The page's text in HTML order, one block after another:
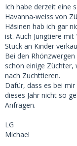
Ich habe derzeit eine
Havanna-weiss von
Häsinen hab ich gar
ist. Auch Jungtiere
Stück an Kinder
Bei den
schon einige
nach Zuchttieren.
Dafür, dass es bei
dieses Jahr nicht so
Anfragen.
LG
Michael